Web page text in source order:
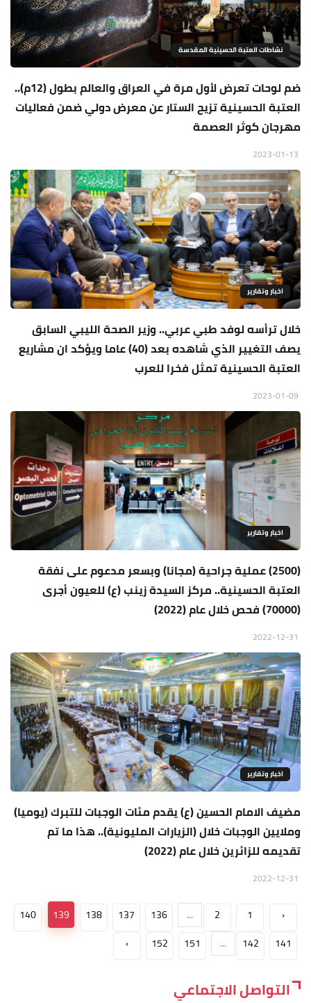
نشاطات العتبة الحسينية المقدسة
ضم لوحات تعرض لأول مرة في العراق والعالم بطول (12م)..
العتبة الحسينية تزيح الستار عن معرض دولي ضمن فعاليات
مهرجان كوثر العصمة
اخبار وتقارير
خلال ترأسه لوفد طبي عربي.. وزير الصحة الليبي السابق
يصف التغيير الذي شاهده بعد (40) عاما ويؤكد ان مشاريع
العتبة الحسينية تمثل فخرا للعرب
اخبار وتقارير
(2500) عملية جراحية (مجانا) وبسعر مدعوم على نفقة
العتبة الحسينية.. مركز السيدة زينب (ع) للعيون أجرى
(70000) فحص خلال عام (2022)
اخبار وتقارير
مضيف الامام الحسين (ع) يقدم مئات الوجبات للتبرك (يوميا)
وملايين الوجبات خلال (الزيارات المليونية).. هذا ما تم
تقديمه للزائرين خلال عام (2022)
‹
1
2
...
136
137
138
139
140
141
142
...
151
152
›
التواصل الاجتماعي